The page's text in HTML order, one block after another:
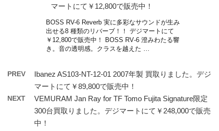
マートにて￥12,800で販売中！
BOSS RV-6 Reverb 実に多彩なサウンドが生み
出せる8 種類のリバーブ！！ デジマートにて
￥12,800で販売中！ BOSS RV‐6 澄みわたる響
き。音の透明感。クラスを越えた …
PREV
Ibanez AS103-NT-12-01 2007年製 買取りました。デジ
マートにて￥89,800で販売中！
NEXT
VEMURAM Jan Ray for TF Tomo Fujita Signature限定
300台買取りました。デジマートにて￥248,000で販売
中！